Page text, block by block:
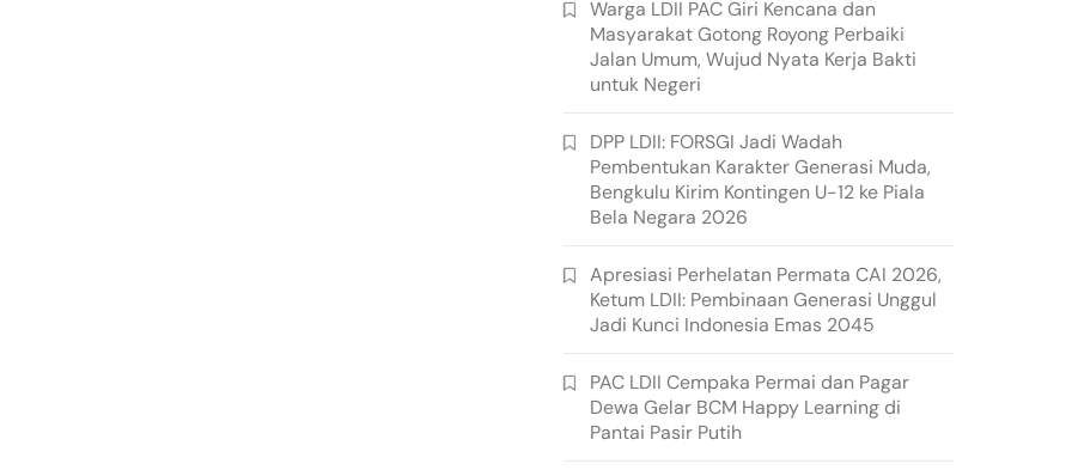
Warga LDII PAC Giri Kencana dan
Masyarakat Gotong Royong Perbaiki
Jalan Umum, Wujud Nyata Kerja Bakti
untuk Negeri
DPP LDII: FORSGI Jadi Wadah
Pembentukan Karakter Generasi Muda,
Bengkulu Kirim Kontingen U-12 ke Piala
Bela Negara 2026
Apresiasi Perhelatan Permata CAI 2026,
Ketum LDII: Pembinaan Generasi Unggul
Jadi Kunci Indonesia Emas 2045
PAC LDII Cempaka Permai dan Pagar
Dewa Gelar BCM Happy Learning di
Pantai Pasir Putih